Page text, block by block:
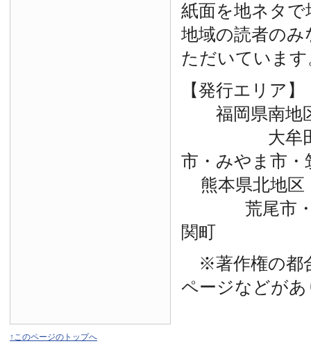
紙面を地ネタ
地域の読者の
ただいています
【発行エリア】
福岡県南地
大牟田市
市・みやま市・
熊本県北地区
荒尾市・玉
関町
※著作権の都
ページなどが
↑このページのトップへ